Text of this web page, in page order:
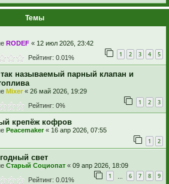
Темы
RODEF « 12 июл 2026, 23:42
1 2 3 4 5
Рейтинг: 0.01%
называемый парный клапан и
Mixer « 26 май 2026, 19:29
1 2 3
Рейтинг: 0%
крепёж кофров
Peacemaker« 16 апр 2026, 07:55
1 2
свет
Старый Социопат « 09 апр 2026, 18:09
1 6 7 8 9
Рейтинг: 0.01%